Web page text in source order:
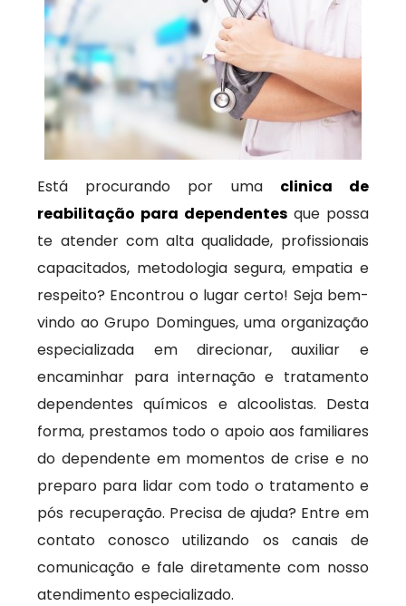
Está procurando por uma clinica de
reabilitação para dependentes que possa
te atender com alta qualidade, profissionais
capacitados, metodologia segura, empatia e
respeito? Encontrou o lugar certo! Seja bem-
vindo ao Grupo Domingues, uma organização
especializada em direcionar, auxiliar e
encaminhar para internação e tratamento
dependentes químicos e alcoolistas. Desta
forma, prestamos todo o apoio aos familiares
do dependente em momentos de crise e no
preparo para lidar com todo o tratamento e
pós recuperação. Precisa de ajuda? Entre em
contato conosco utilizando os canais de
comunicação e fale diretamente com nosso
atendimento especializado.